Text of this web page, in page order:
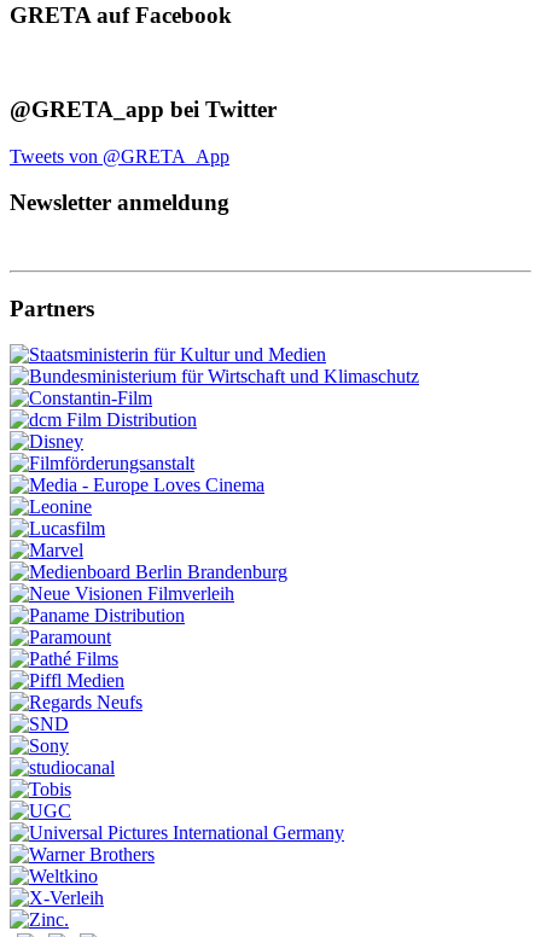
GRETA auf Facebook
@GRETA_app bei Twitter
Tweets von @GRETA_App
Newsletter anmeldung
Partners